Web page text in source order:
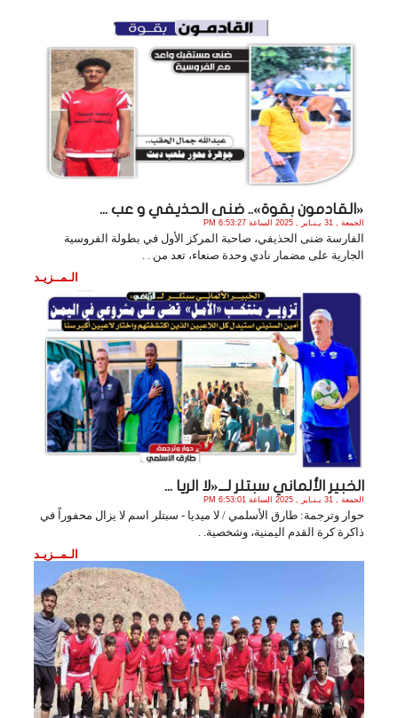
«القادمون بقوة».. ضنى الحذيفي و عب ...
الجمعة , 31 يـنـاير , 2025 الساعة 6:53:27 PM
الفارسة ضنى الحذيفي، صاحبة المركز الأول في بطولة الفروسية
الجارية على مضمار نادي وحدة صنعاء، تعد من . .
الـمــزيـد
الخبير الألماني سبتلر لـــ«لا الريا ...
الجمعة , 31 يـنـاير , 2025 الساعة 6:53:01 PM
حوار وترجمة: طارق الأسلمي / لا ميديا - سبتلر اسم لا يزال محفوراً في
ذاكرة كرة القدم اليمنية، وشخصية. .
الـمــزيـد